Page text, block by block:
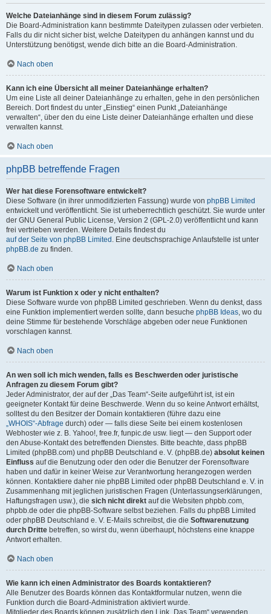
Welche Dateianhänge sind in diesem Forum zulässig?
Die Board-Administration kann bestimmte Dateitypen zulassen oder verbieten.
Falls du dir nicht sicher bist, welche Dateitypen du anhängen kannst und du
Unterstützung benötigst, wende dich bitte an die Board-Administration.
Nach oben
Kann ich eine Übersicht all meiner Dateianhänge erhalten?
Um eine Liste all deiner Dateianhänge zu erhalten, gehe in den persönlichen
Bereich. Dort findest du unter „Einstieg“ einen Punkt „Dateianhänge
verwalten“, über den du eine Liste deiner Dateianhänge erhalten und diese
verwalten kannst.
Nach oben
phpBB betreffende Fragen
Wer hat diese Forensoftware entwickelt?
Diese Software (in ihrer unmodifizierten Fassung) wurde von phpBB Limited
entwickelt und veröffentlicht. Sie ist urheberrechtlich geschützt. Sie wurde unter
der GNU General Public License, Version 2 (GPL-2.0) veröffentlicht und kann
frei vertrieben werden. Weitere Details findest du
auf der Seite von phpBB Limited . Eine deutschsprachige Anlaufstelle ist unter
phpBB.de zu finden.
Nach oben
Warum ist Funktion x oder y nicht enthalten?
Diese Software wurde von phpBB Limited geschrieben. Wenn du denkst, dass
eine Funktion implementiert werden sollte, dann besuche phpBB Ideas, wo du
deine Stimme für bestehende Vorschläge abgeben oder neue Funktionen
vorschlagen kannst.
Nach oben
An wen soll ich mich wenden, falls es Beschwerden oder juristische
Anfragen zu diesem Forum gibt?
Jeder Administrator, der auf der „Das Team“-Seite aufgeführt ist, ist ein
geeigneter Kontakt für deine Beschwerde. Wenn du so keine Antwort erhältst,
solltest du den Besitzer der Domain kontaktieren (führe dazu eine
„WHOIS“-Abfrage durch) oder — falls diese Seite bei einem kostenlosen
Webhoster wie z. B. Yahoo!, free.fr, funpic.de usw. liegt — den Support oder
den Abuse-Kontakt des betreffenden Dienstes. Bitte beachte, dass phpBB
Limited (phpBB.com) und phpBB Deutschland e. V. (phpBB.de) absolut keinen
Einfluss auf die Benutzung oder den oder die Benutzer der Forensoftware
haben und dafür in keiner Weise zur Verantwortung herangezogen werden
können. Kontaktiere daher nie phpBB Limited oder phpBB Deutschland e. V. in
Zusammenhang mit jeglichen juristischen Fragen (Unterlassungserklärungen,
Haftungsfragen usw.), die sich nicht direkt auf die Websiten phpbb.com,
phpbb.de oder die phpBB-Software selbst beziehen. Falls du phpBB Limited
oder phpBB Deutschland e. V. E-Mails schreibst, die die Softwarenutzung
durch Dritte betreffen, so wirst du, wenn überhaupt, höchstens eine knappe
Antwort erhalten.
Nach oben
Wie kann ich einen Administrator des Boards kontaktieren?
Alle Benutzer des Boards können das Kontaktformular nutzen, wenn die
Funktion durch die Board-Administration aktiviert wurde.
Mitglieder des Boards können zusätzlich den Link „Das Team“ verwenden.